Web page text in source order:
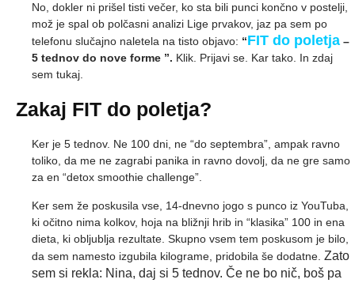
No, dokler ni prišel tisti večer, ko sta bili punci končno v postelji,
mož je spal ob polčasni analizi Lige prvakov, jaz pa sem po
telefonu slučajno naletela na tisto objavo: “FIT do poletja –
5 tednov do nove forme ”. Klik. Prijavi se. Kar tako. In zdaj
sem tukaj.
Zakaj FIT do poletja?
Ker je 5 tednov. Ne 100 dni, ne “do septembra”, ampak ravno
toliko, da me ne zagrabi panika in ravno dovolj, da ne gre samo
za en “detox smoothie challenge”.
Ker sem že poskusila vse, 14-dnevno jogo s punco iz YouTuba,
ki očitno nima kolkov, hoja na bližnji hrib in “klasika” 100 in ena
dieta, ki obljublja rezultate. Skupno vsem tem poskusom je bilo,
da sem namesto izgubila kilograme, pridobila še dodatne. Zato
sem si rekla: Nina, daj si 5 tednov. Če ne bo nič, boš pa